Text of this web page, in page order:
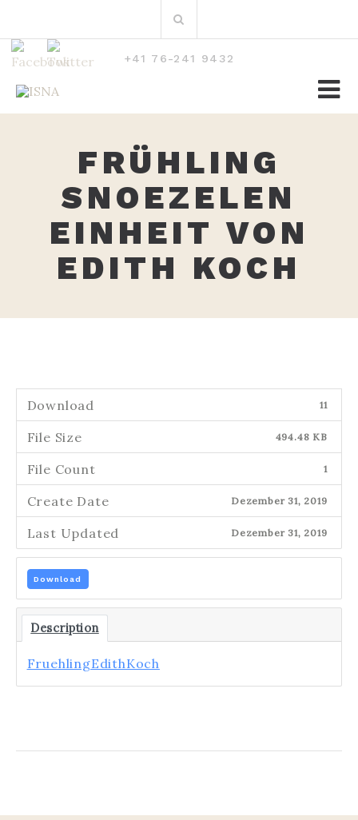
nach:
+41 76-241 9432
FRÜHLING
SNOEZELEN
EINHEIT VON
EDITH KOCH
Download 11
File Size 494.48 KB
File Count 1
Create Date Dezember 31, 2019
Last Updated Dezember 31, 2019
Download
Description
FruehlingEdithKoch